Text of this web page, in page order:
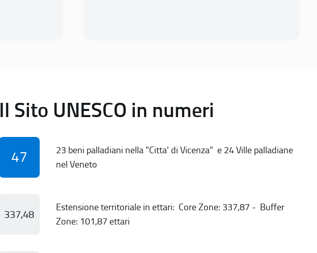
Il Sito UNESCO in numeri
47
23 beni palladiani nella "Citta' di Vicenza" e 24 Ville palladiane
nel Veneto
337,48
Estensione territoriale in ettari: Core Zone: 337,87 - Buffer
Zone: 101,87 ettari